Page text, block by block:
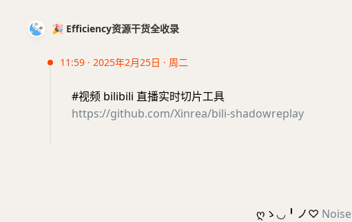
🎉 Efficiency资源干货全收录
11:59 · 2025年2月25日 · 周二
#视频 bilibili 直播实时切片工具
https://github.com/Xinrea/bili-shadowreplay
ღゝ◡╹ノ♡ Noise